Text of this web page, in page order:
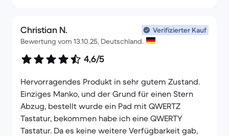
Christian N.
Verifizierter Kauf
Bewertung vom 13.10.25, Deutschland.
4,6/5
Hervorragendes Produkt in sehr gutem Zustand.
Einziges Manko, und der Grund für einen Stern
Abzug, bestellt wurde ein Pad mit QWERTZ
Tastatur, bekommen habe ich eine QWERTY
Tastatur. Da es keine weitere Verfügbarkeit gab,